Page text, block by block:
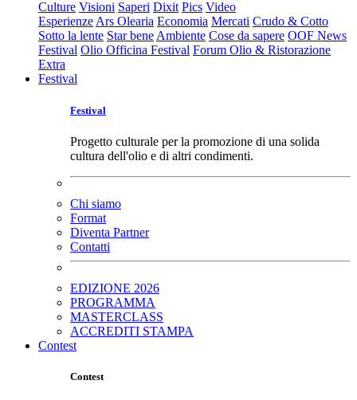
Culture Visioni Saperi Dixit Pics Video
Esperienze Ars Olearia Economia Mercati Crudo & Cotto
Sotto la lente Star bene Ambiente Cose da sapere OOF News
Festival Olio Officina Festival Forum Olio & Ristorazione
Extra
Festival
Festival
Progetto culturale per la promozione di una solida
cultura dell'olio e di altri condimenti.
Chi siamo
Format
Diventa Partner
Contatti
EDIZIONE 2026
PROGRAMMA
MASTERCLASS
ACCREDITI STAMPA
Contest
Contest